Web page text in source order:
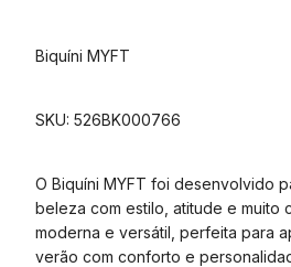
Biquíni MYFT
SKU: 526BK000766
O Biquíni MYFT foi desenvolvido
beleza com estilo, atitude e muito
moderna e versátil, perfeita para
verão com conforto e